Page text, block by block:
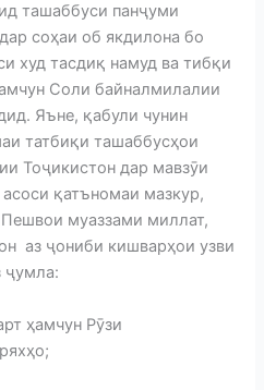
ташаббуси панҷуми
соҳаи об якдилона бо
худ тасдиқ намуд ва тибқи
Соли байналмилалии
Яъне, қабули чунин
татбиқи ташаббусҳои
Тоҷикистон дар мавзӯи
қатъномаи мазкур,
муаззами миллат,
аз ҷониби кишварҳои узви
ҷумла:
ҳамчун Рӯзи